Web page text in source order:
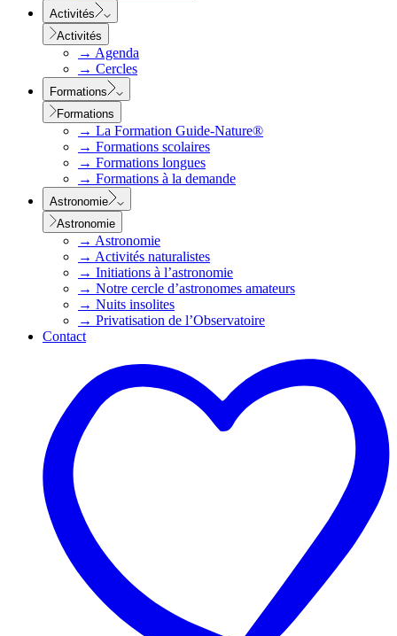
Activités
Activités
→ Agenda
→ Cercles
Formations
Formations
→ La Formation Guide-Nature®
→ Formations scolaires
→ Formations longues
→ Formations à la demande
Astronomie
Astronomie
→ Astronomie
→ Activités naturalistes
→ Initiations à l’astronomie
→ Notre cercle d’astronomes amateurs
→ Nuits insolites
→ Privatisation de l’Observatoire
Contact